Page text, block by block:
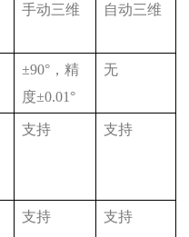
手动三维 自动三维
±90°，精
度±0.01°
无
支持 支持
支持 支持